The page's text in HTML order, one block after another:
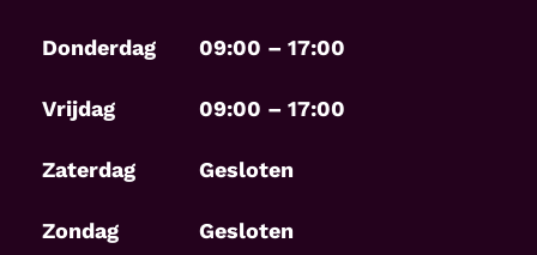
Donderdag 09:00 – 17:00
Vrijdag 09:00 – 17:00
Zaterdag Gesloten
Zondag Gesloten